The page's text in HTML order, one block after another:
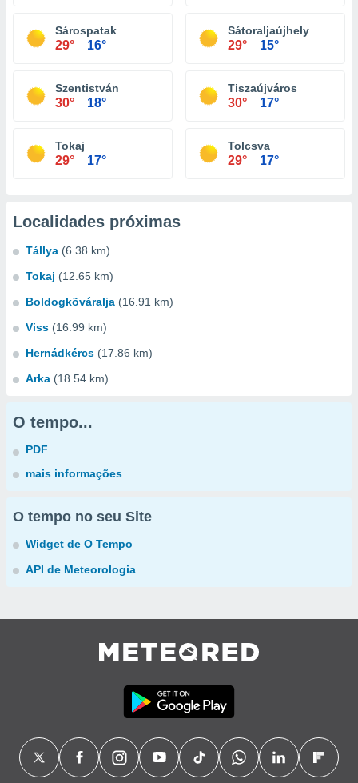
Sárospatak
29° 16°
Sátoraljaújhely
29° 15°
Szentistván
30° 18°
Tiszaújváros
30° 17°
Tokaj
29° 17°
Tolcsva
29° 17°
Localidades próximas
Tállya (6.38 km)
Tokaj (12.65 km)
Boldogkõváralja (16.91 km)
Viss (16.99 km)
Hernádkércs (17.86 km)
Arka (18.54 km)
O tempo...
PDF
mais informações
O tempo no seu Site
Widget de O Tempo
API de Meteorologia